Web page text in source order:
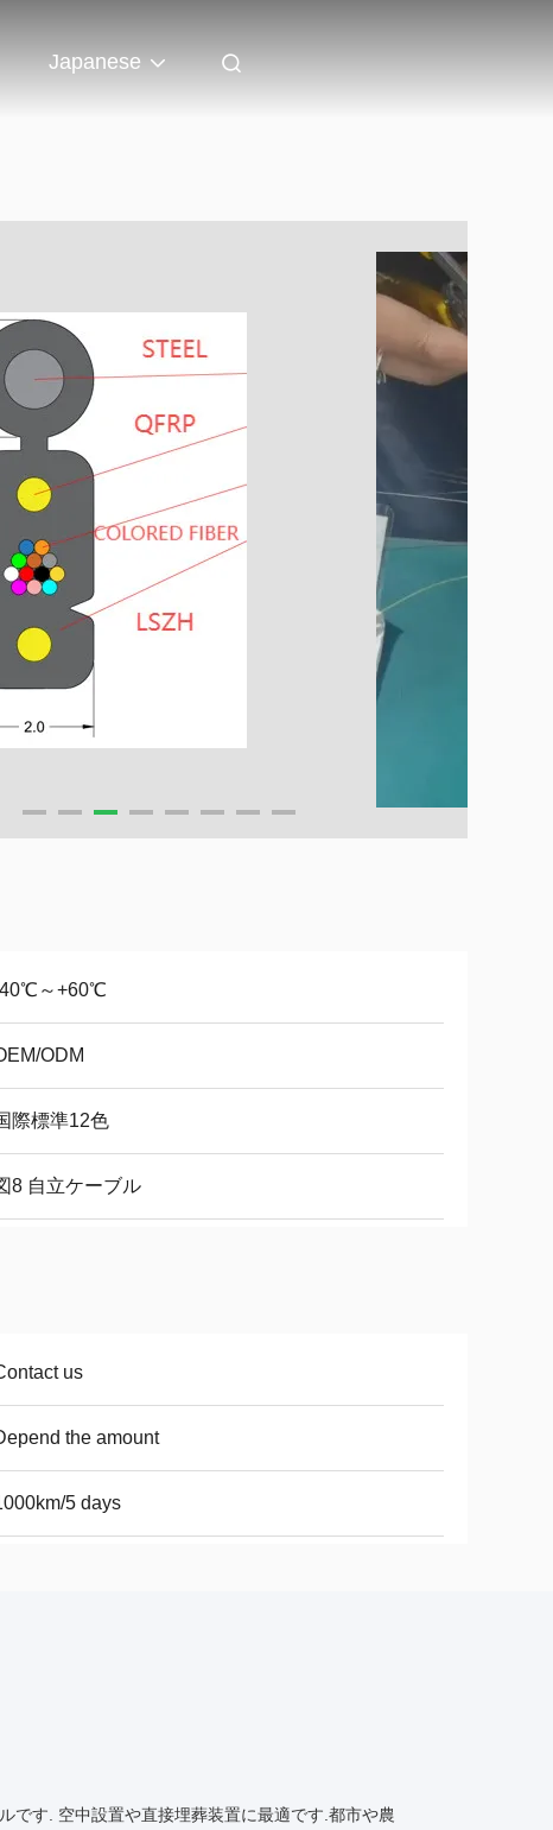
Japanese
～+60℃
ODM
際標準12色
8 自立ケーブル
us
the amount
5 days
です. 空中設置や直接埋葬装置に最適です.都市や農